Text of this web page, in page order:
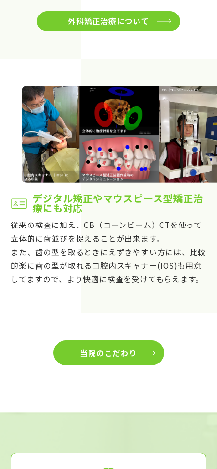
外科矯正治療について
デジタル矯正やマウスピース型矯正治
療にも対応
従来の検査に加え、CB（コーンビーム）CTを使って
立体的に歯並びを捉えることが出来ます。
また、歯の型を取るときにえずきやすい方には、比較
的楽に歯の型が取れる口腔内スキャナー(IOS)も用意
してますので、より快適に検査を受けてもらえます。
当院のこだわり